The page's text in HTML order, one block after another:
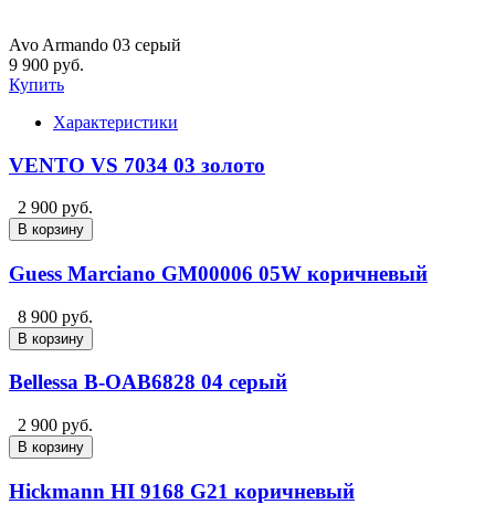
Avo Armando 03 серый
9 900 руб.
Купить
Характеристики
VENTO VS 7034 03 золото
2 900 руб.
В корзину
Guess Marciano GM00006 05W коричневый
8 900 руб.
В корзину
Bellessa B-OAB6828 04 серый
2 900 руб.
В корзину
Hickmann HI 9168 G21 коричневый